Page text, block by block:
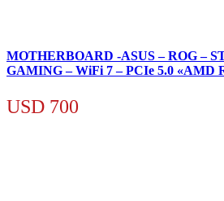
MOTHERBOARD -ASUS – ROG –
GAMING – WiFi 7 – PCIe 5.0 «AMD
USD 700